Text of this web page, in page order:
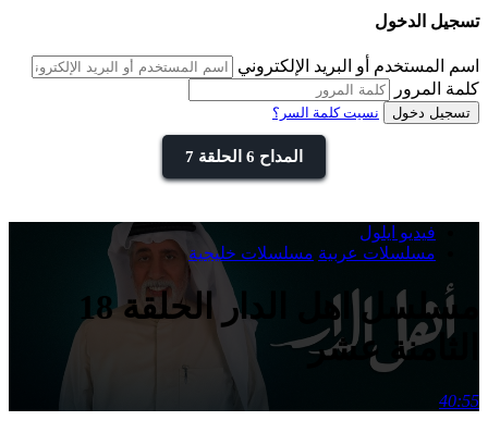
تسجيل الدخول
اسم المستخدم أو البريد الإلكتروني
كلمة المرور
تسجيل دخول نسيت كلمة السر؟
المداح 6 الحلقة 7
فيديو ايلول
مسلسلات عربية مسلسلات خليجية
مسلسل اهل الدار الحلقة 18
الثامنة عشر
40:55